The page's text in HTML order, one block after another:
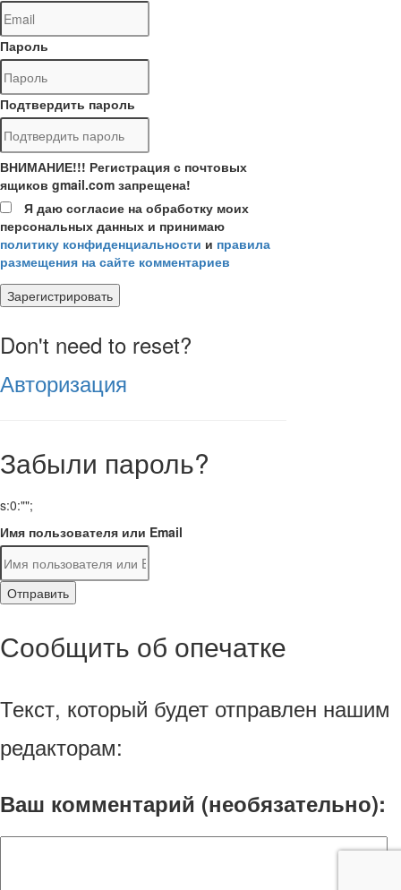
Пароль
Подтвердить пароль
ВНИМАНИЕ!!! Регистрация с почтовых
ящиков gmail.com запрещена!
Я даю согласие на обработку моих
персональных данных и принимаю
политику конфиденциальности и правила
размещения на сайте комментариев
Зарегистрировать
Don't need to reset?
Авторизация
Забыли пароль?
s:0:"";
Имя пользователя или Email
Отправить
Сообщить об опечатке
Текст, который будет отправлен нашим
редакторам:
Ваш комментарий (необязательно):